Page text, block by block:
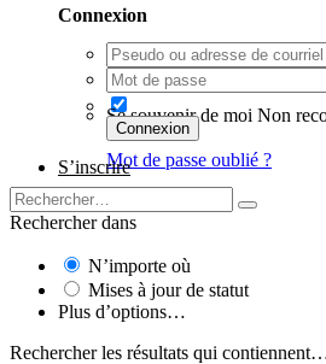
Connexion
Se souvenir de moi Non
Connexion
Mot de passe oublié ?
S’inscrire
Rechercher dans
N’importe où
Mises à jour de statut
Plus d’options…
Rechercher les résultats qui